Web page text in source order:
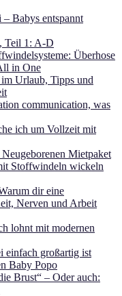
Babys entspannt
Teil 1: A-D
Überhose
in One
Urlaub, Tipps und
communication, was
ich um Vollzeit mit
Mietpaket
Stoffwindeln wickeln
dir eine
Nerven und Arbeit
lohnt mit modernen
einfach großartig ist
Baby Popo
Brust“ – Oder auch: